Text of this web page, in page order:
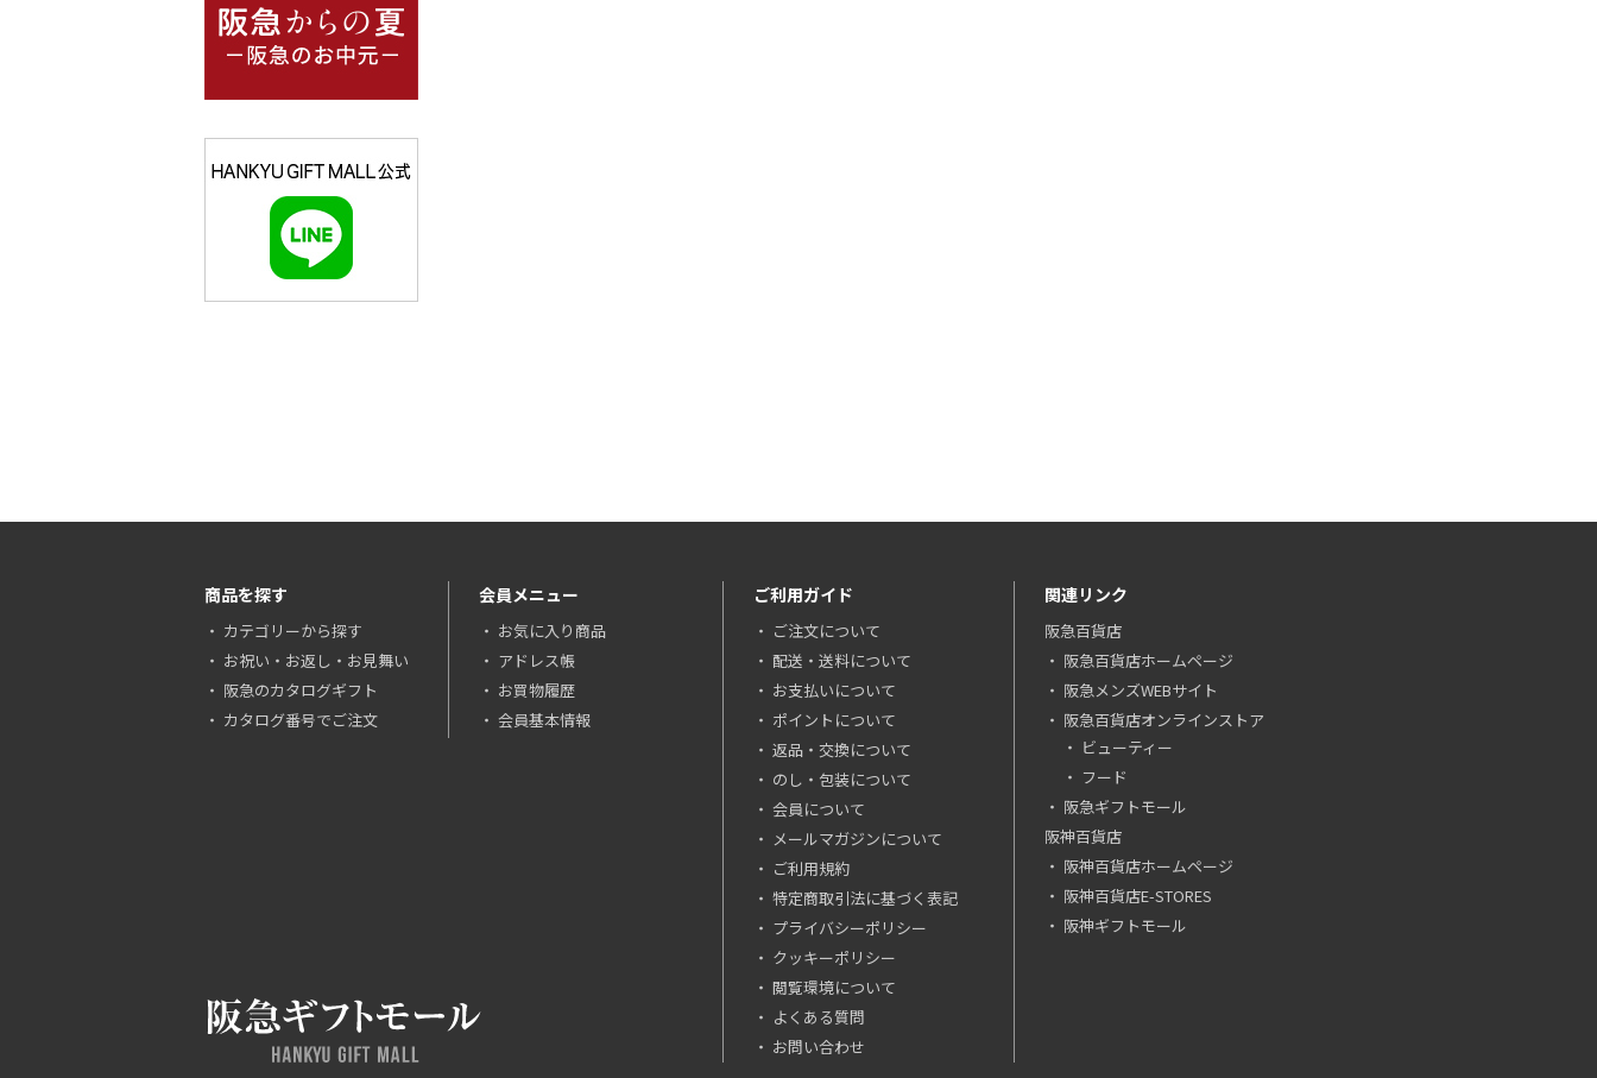
商品を探す
カテゴリーから探す
お祝い・お返し・お見舞い
阪急のカタログギフト
カタログ番号でご注文
会員メニュー
お気に入り商品
アドレス帳
お買物履歴
会員基本情報
ご利用ガイド
ご注文について
配送・送料について
お支払いについて
ポイントについて
返品・交換について
のし・包装について
会員について
メールマガジンについて
ご利用規約
特定商取引法に基づく表記
プライバシーポリシー
クッキーポリシー
閲覧環境について
よくある質問
お問い合わせ
関連リンク
阪急百貨店
阪急百貨店ホームページ
阪急メンズWEBサイト
阪急百貨店オンラインストア
ビューティー
フード
阪急ギフトモール
阪神百貨店
阪神百貨店ホームページ
阪神百貨店E-STORES
阪神ギフトモール